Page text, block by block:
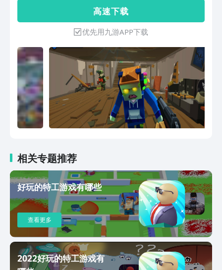
秘密基地，在末日中保持警惕生存下来，
拯救人类！ 游戏特色： -在密闭空间中的
3D第一人称射击游戏； -与许多具有特殊
能力的boss战斗并生存下来； -庞大的武
器库（刀，斧头，手枪，步枪
高 速 下 载
优先用九游APP下载
相关专题推荐
好玩的特工游戏有哪些
查看更多
2022好玩的特工游戏有